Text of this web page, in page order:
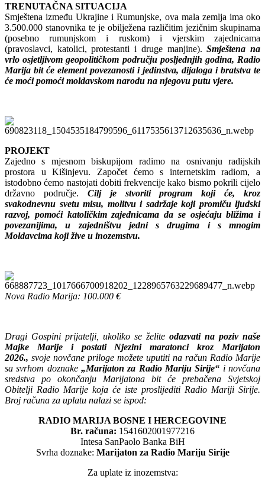
TRENUTAČNA SITUACIJA
Smještena između Ukrajine i Rumunjske, ova mala zemlja ima oko
3.500.000 stanovnika te je obilježena različitim jezičnim skupinama
(posebno rumunjskom i ruskom) i vjerskim zajednicama
(pravoslavci, katolici, protestanti i druge manjine).Smještena na
vrlo osjetljivom geopolitičkom području posljednjih godina, Radio
Marija bit će element povezanosti i jedinstva, dijaloga i bratstva te
će moći pomoći moldavskom narodu na njegovu putu vjere.
PROJEKT
Zajedno s mjesnom biskupijom radimo na osnivanju radijskih
prostora u Kišinjevu. Započet ćemo s internetskim radiom, a
istodobno ćemo nastojati dobiti frekvencije kako bismo pokrili cijelo
državno područje. Cilj je stvoriti program koji će, kroz
svakodnevnu svetu misu, molitvu i sadržaje koji promiču ljudski
razvoj, pomoći katoličkim zajednicama da se osjećaju bližima i
povezanijima, u zajedništvu jedni s drugima i s mnogim
Moldavcima koji žive u inozemstvu.
Nova Radio Marija: 100.000 €
Dragi Gospini prijatelji, ukoliko se želite odazvati na poziv naše
Majke Marije i postati Njezini maratonci kroz Marijaton
2026., svoje novčane priloge možete uputiti na račun Radio Marije
sa svrhom doznake„Marijaton za Radio Mariju Sirije“ i novčana
sredstva po okončanju Marijatona bit će prebačena Svjetskoj
Obitelji Radio Marije koja će iste proslijediti Radio Mariji Sirije.
Broj računa za uplatu nalazi se ispod:
RADIO MARIJA BOSNE I HERCEGOVINE
Br. računa: 1541602001977216
Intesa SanPaolo Banka BiH
Svrha doznake: Marijaton za Radio Mariju Sirije
Za uplate iz inozemstva: